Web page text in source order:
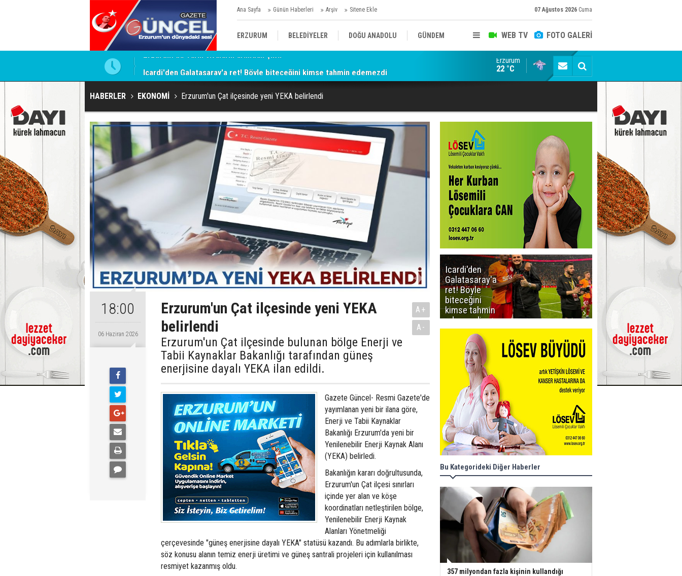
Ana Sayfa Günün Haberleri Arşiv Sitene Ekle 07 Ağustos 2026 Cuma
WEB TV FOTO GALERİ
ERZURUM BELEDİYELER DOĞU ANADOLU GÜNDEM
KÜLTÜR/SANAT//MAĞAZİN
Siyaset-Sermaye Çizgisinde Haklılığın Resmi:
Erzurum
22 °C
HABERLER EKONOMİ Erzurum'un Çat ilçesinde yeni YEKA belirlendi
18:00
06 Haziran 2026
Erzurum'un Çat ilçesinde yeni YEKA
belirlendi
Erzurum'un Çat ilçesinde bulunan bölge Enerji ve
Tabii Kaynaklar Bakanlığı tarafından güneş
enerjisine dayalı YEKA ilan edildi.
A+
A-
Gazete Güncel- Resmi Gazete'de
yayımlanan yeni bir ilana göre,
Enerji ve Tabii Kaynaklar
Bakanlığı Erzurum'da yeni bir
Yenilenebilir Enerji Kaynak Alanı
(YEKA) belirledi.
Bakanlığın kararı doğrultusunda,
Erzurum'un Çat ilçesi sınırları
içinde yer alan ve köşe
koordinatları netleştirilen bölge,
Yenilenebilir Enerji Kaynak
Alanları Yönetmeliği
çerçevesinde "güneş enerjisine dayalı YEKA" statüsü kazandı. Bu adımlarla birlikte,
söz konusu alanın temiz enerji üretimi ve güneş santrali projeleri için kullanılması
resmiyet kazanmış oldu.
Icardi'den
Galatasaray'a
ret! Böyle
biteceğini
kimse tahmin
edemezdi
Uçar'a ziyaret
Bu Kategorideki Diğer Haberler
357 milyondan fazla kişinin kullandığı